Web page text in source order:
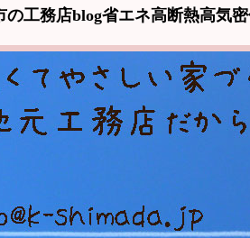
の工務店blog省エネ高断熱高気